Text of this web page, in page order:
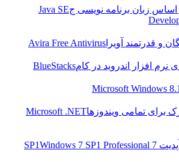
اساس زبان برنامه نویسی جJava SE
و قدرتمند آویرا Avira Free Antivirus
نرم افزار اندروید در کامBlueStacks
برای تمامی ویندوزهاMicrosoft .NET
Windows 7 SP1 Professional